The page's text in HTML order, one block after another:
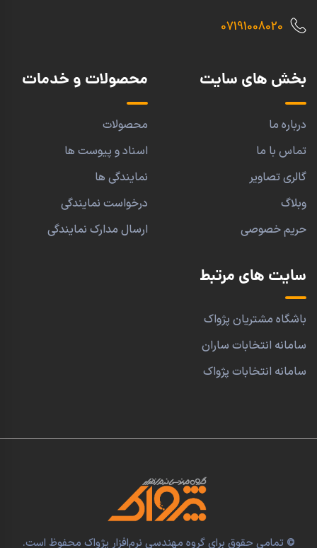
07191008020
بخش های سایت
درباره ما
تماس با ما
گالری تصاویر
وبلاگ
حریم خصوصی
محصولات و خدمات
محصولات
اسناد و پیوست ها
نمایندگی ها
درخواست نمایندگی
ارسال مدارک نمایندگی
سایت های مرتبط
باشگاه مشتریان پژواک
سامانه انتخابات ساران
سامانه انتخابات پژواک
© تمامی حقوق برای گروه مهندسی نرم‌افزار پژواک محفوظ است.